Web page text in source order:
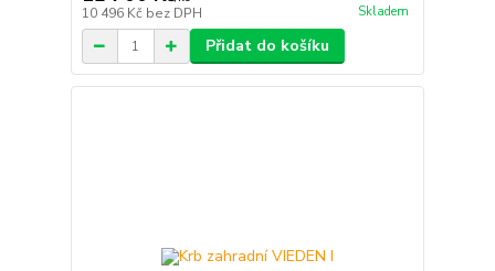
10 496 Kč bez DPH Skladem
Přidat do košíku